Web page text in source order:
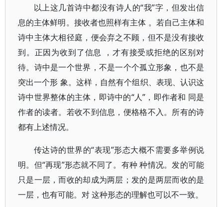
以上这几首诗中都没有诗人的“我”字，但发出信
息的主体鲜明。接收者也照样有主体 。若自己主体和
诗中主体大相径庭，便会弃之不顾，但不是没有接收
到。正因为收到了信息 ，才有接受或拒绝的区别对
待。诗中是一个世界，不是一个个孤立形象，也不是
突出一个形 象。这样，自然有个组织、表现、认识这
诗中世界整体的主体，即诗中的“人”，即作者和 同是
作者的读者。若收不到信息，便格格不入。所有的诗
都有上述情况。
传达诗的世界的“表现”形态大概不需要多举例说
明。但“再现”形态就不同了。有种 种情况。发的可能
只是一层，而收的却成为两层；发的是两层而收的是
一层，也有可能。对 这种形态的理解也可以不一致。